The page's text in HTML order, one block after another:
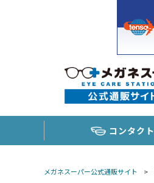
コンタクト
メガネスーパー公式通販サイト >